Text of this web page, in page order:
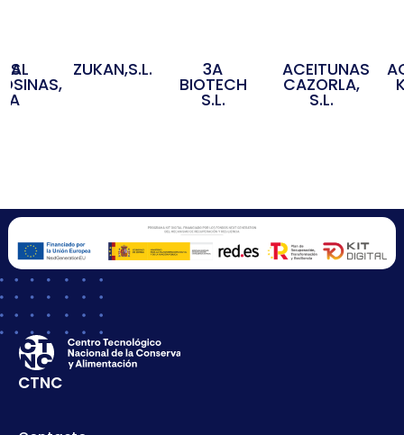
ZUKAN,S.L. 3A
BIOTECH
S.L.
ACEITUNAS
CAZORLA,
S.L.
CTNC